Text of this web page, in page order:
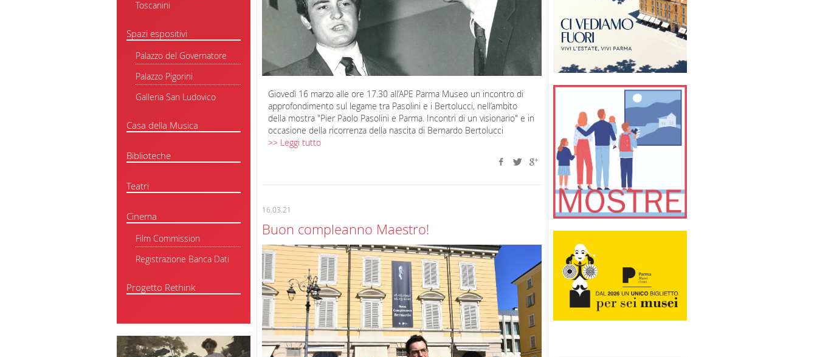
Toscanini
Spazi espositivi
Palazzo del Governatore
Palazzo Pigorini
Galleria San Ludovico
Casa della Musica
Biblioteche
Teatri
Cinema
Film Commission
Registrazione Banca Dati
Progetto Rethink
Giovedì 16 marzo alle ore 17.30 all’APE Parma Museo un incontro di
approfondimento sul legame tra Pasolini e i Bertolucci, nell’ambito
della mostra "Pier Paolo Pasolini e Parma. Incontri di un visionario" e in
occasione della ricorrenza della nascita di Bernardo Bertolucci
>> Leggi tutto
16.03.21
Buon compleanno Maestro!